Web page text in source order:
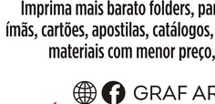
PAPEL DE SEDA
Preço sob consulta